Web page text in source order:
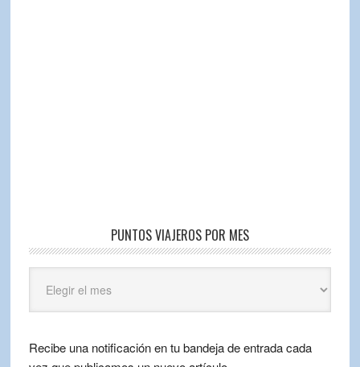
PUNTOS VIAJEROS POR MES
Viajeros
por
Recibe una notificación en tu bandeja de entrada cada